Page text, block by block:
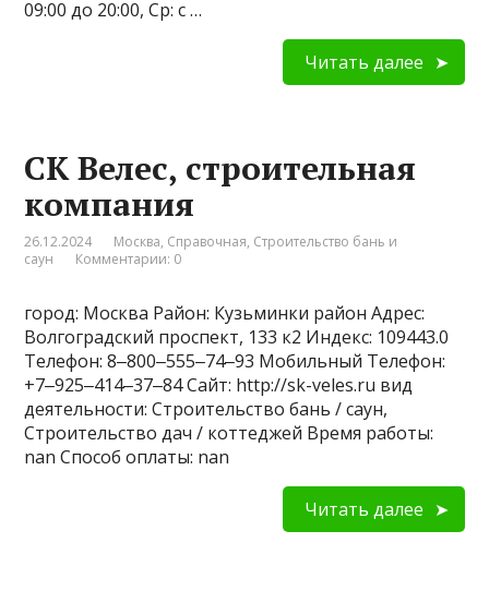
09:00 до 20:00, Ср: с …
Читать далее
СК Велес, строительная
компания
26.12.2024 Москва, Справочная, Строительство бань и
саун
Комментарии: 0
город: Москва Район: Кузьминки район Адрес:
Волгоградский проспект, 133 к2 Индекс: 109443.0
Телефон: 8‒800‒555‒74‒93 Мобильный Телефон:
+7‒925‒414‒37‒84 Сайт: http://sk-veles.ru вид
деятельности: Строительство бань / саун,
Строительство дач / коттеджей Время работы:
nan Способ оплаты: nan
Читать далее